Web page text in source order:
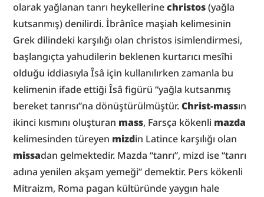
olarak yağlanan tanrı heykellerine christos (yağla
kutsanmış) denilirdi. İbrânîce maşiah kelimesinin
Grek dilindeki karşılığı olan christos isimlendirmesi,
başlangıçta yahudilerin beklenen kurtarıcı mesîhi
olduğu iddiasıyla Îsâ için kullanılırken zamanla bu
kelimenin ifade ettiği Îsâ figürü “yağla kutsanmış
bereket tanrısı”na dönüştürülmüştür. Christ-massın
ikinci kısmını oluşturan mass, Farsça kökenli mazda
kelimesinden türeyen mizd
missadan gelmektedir. Mazda “tanrı”, mizd ise “tanrı
adına yenilen akşam yemeği” demektir. Pers kökenli
Mitraizm, Roma pagan kültüründe yaygın hale